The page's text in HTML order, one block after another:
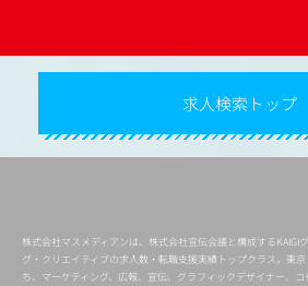
求人検索トップ
株式会社マスメディアンは、株式会社宣伝会議と構成するKAIGI
グ・クリエイティブの求人数・転職支援実績トップクラス。東
ち、マーケティング、広報、宣伝、グラフィックデザイナー、